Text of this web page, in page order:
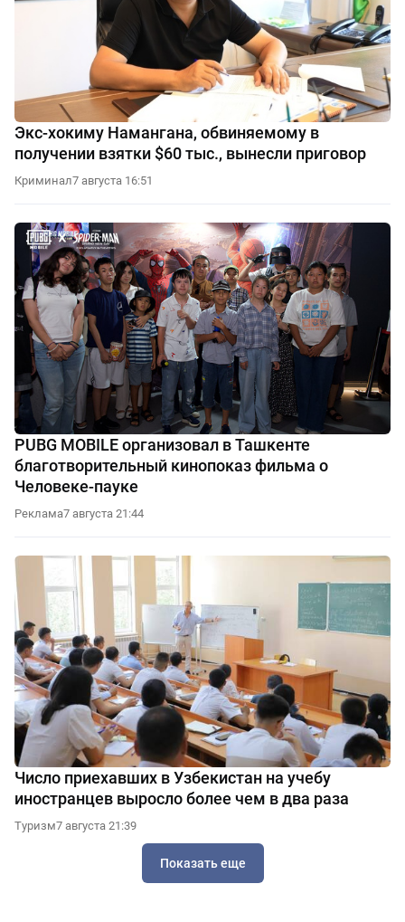
Экс-хокиму Намангана, обвиняемому в
получении взятки $60 тыс., вынесли приговор
Криминал7 августа 16:51
PUBG MOBILE организовал в Ташкенте
благотворительный кинопоказ фильма о
Человеке-пауке
Реклама7 августа 21:44
Число приехавших в Узбекистан на учебу
иностранцев выросло более чем в два раза
Туризм7 августа 21:39
Показать еще